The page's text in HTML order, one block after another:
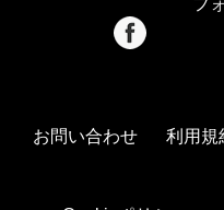
お問い合わせ 利用規